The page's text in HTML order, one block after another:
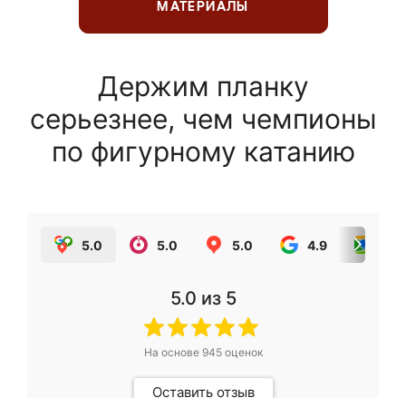
МАТЕРИАЛЫ
Держим планку
серьезнее, чем чемпионы
по фигурному катанию
5.0 5.0 5.0 4.9
5.0 из 5
На основе 945оценок
Оставить отзыв